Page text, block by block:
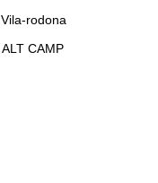
Vila-rodona
ALT CAMP